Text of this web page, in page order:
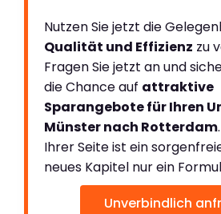
Nutzen Sie jetzt die
Qualität und Effizienz zu
Fragen Sie jetzt an und
die Chance auf attraktive
Sparangebote für Ihren
Münster nach Rotterdam
Ihrer Seite ist ein
neues Kapitel nur ein
Unverbindlich